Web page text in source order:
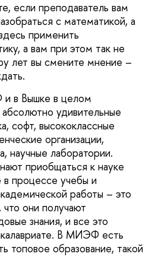
если преподаватель вам
с математикой, а
применить
а вам при этом так не
лет вы смените мнение –
в Вышке в целом
удивительные
софт, высококлассные
организации,
научные лаборатории.
приобщаться к науке
процессе учебы и
работы – это
они получают
знания, и все это
В МИЭФ есть
топовое образование, такой